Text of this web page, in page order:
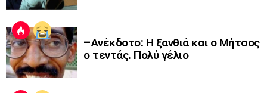
–Ανέκδοτο: Η ξανθιά και ο Μήτσος
ο τεντάς. Πολύ γέλιο